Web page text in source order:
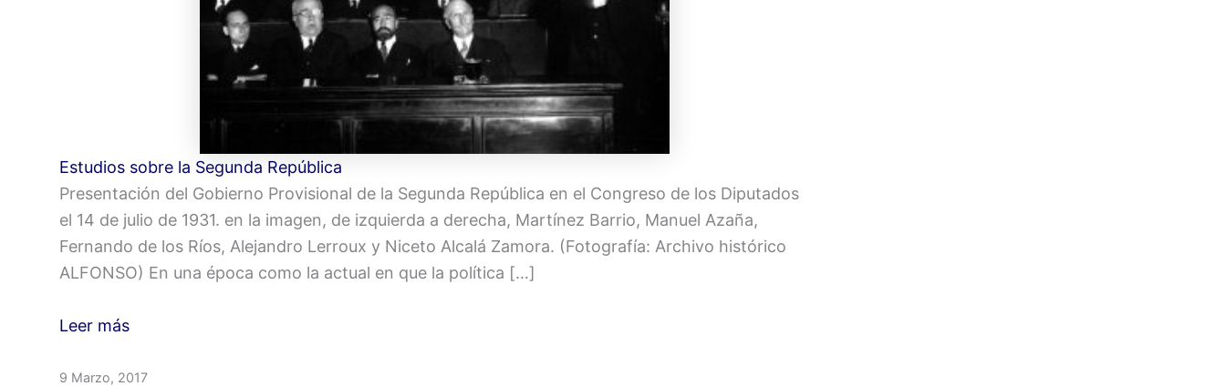
Estudios sobre la Segunda República
Presentación del Gobierno Provisional de la Segunda República en el Congreso de los Diputados
el 14 de julio de 1931. en la imagen, de izquierda a derecha, Martínez Barrio, Manuel Azaña,
Fernando de los Ríos, Alejandro Lerroux y Niceto Alcalá Zamora. (Fotografía: Archivo histórico
ALFONSO) En una época como la actual en que la política […]
Leer más
9 Marzo, 2017